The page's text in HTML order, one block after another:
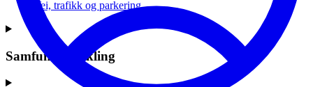
Vei, trafikk og parkering
Samfunnsutvikling